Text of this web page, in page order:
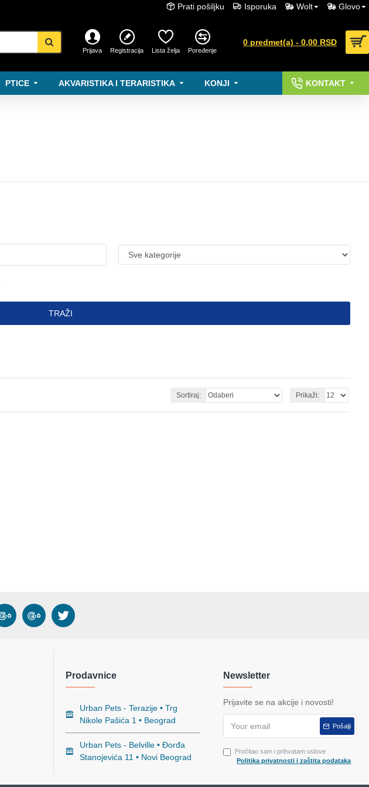
Prati pošiljku Isporuka Wolt Glovo
Prijava Registracija Lista želja Poređenje
0 predmet(a) - 0,00 RSD
PTICE AKVARISTIKA I TERARISTIKA KONJI KONTAKT
TRAŽI
Sortiraj: Prikaži:
Prodavnice
Urban Pets - Terazije • Trg
Nikole Pašića 1 • Beograd
Urban Pets - Belville • Đorđa
Stanojevića 11 • Novi Beograd
Newsletter
Prijavite se na akcije i novosti!
Pošalji
Pročitao sam i prihvatam uslove
Politika privatnosti i zaštita podataka